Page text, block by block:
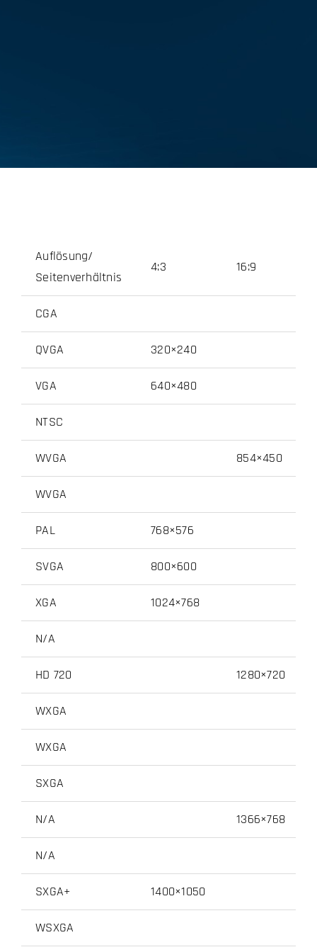
Auflösung/
Seitenverhältnis
4:3 16:9
CGA
QVGA 320×240
VGA 640×480
NTSC
WVGA 854×450
WVGA
PAL 768×576
SVGA 800×600
XGA 1024×768
N/A
HD 720 1280×720
WXGA
WXGA
SXGA
N/A 1366×768
N/A
SXGA+ 1400×1050
WSXGA